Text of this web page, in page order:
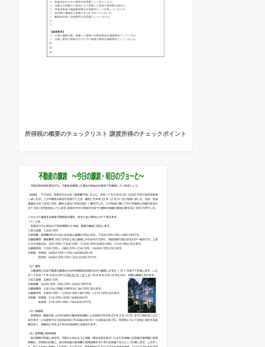
所得税の概要のチェックリスト 譲渡所得のチェックポイント